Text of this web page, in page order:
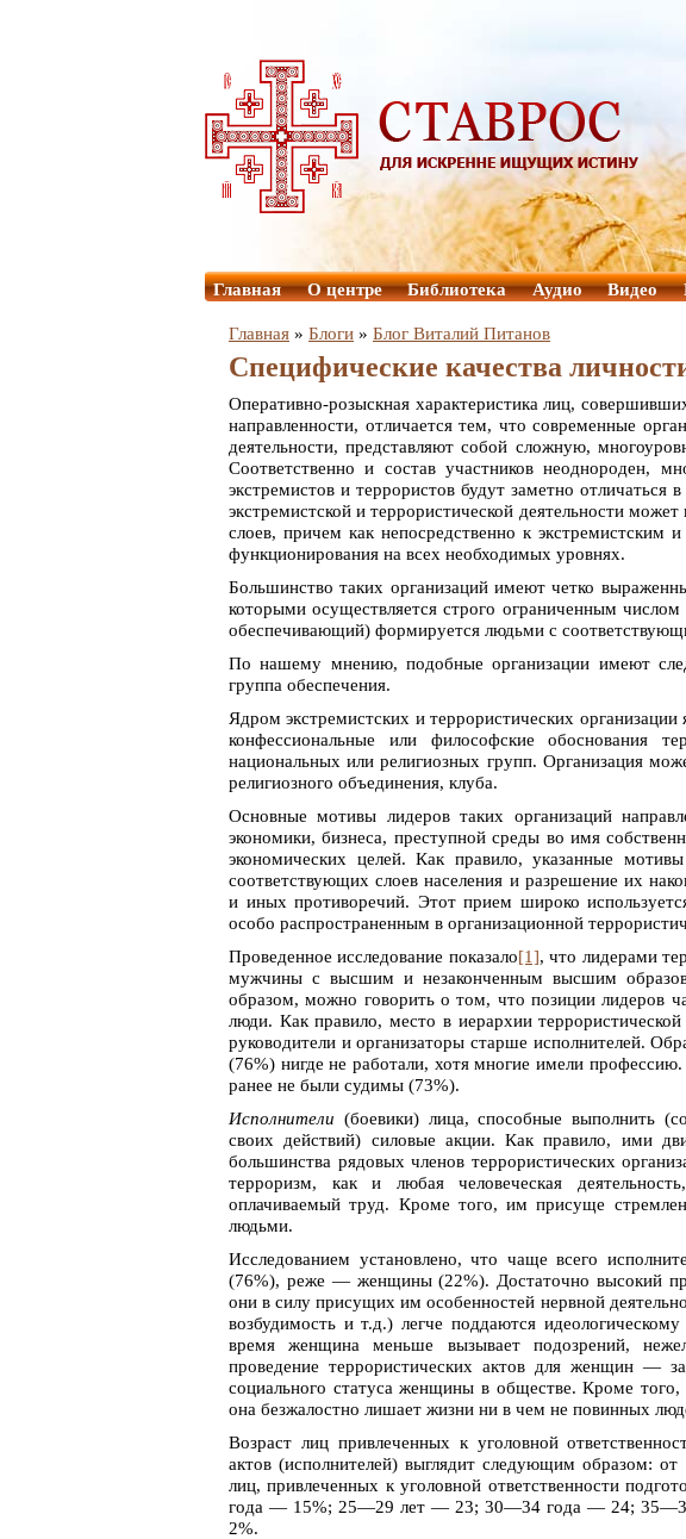
Главная О центре Библиотека Аудио Видео
Главная » Блоги » Блог Виталий Питанов
Специфические качества
Оперативно-розыскная характеристика лиц,
направленности, отличается тем, что современные
деятельности, представляют собой сложную,
Соответственно и состав участников неоднороден,
экстремистов и террористов будут заметно отличаться
экстремистской и террористической деятельности
слоев, причем как непосредственно к экстремистским
функционирования на всех необходимых уровнях.
Большинство таких организаций имеют четко
которыми осуществляется строго ограниченным
обеспечивающий) формируется людьми с
По нашему мнению, подобные организации имеют
группа обеспечения.
Ядром экстремистских и террористических
конфессиональные или философские обоснования
национальных или религиозных групп. Организация
религиозного объединения, клуба.
Основные мотивы лидеров таких организаций
экономики, бизнеса, преступной среды во имя
экономических целей. Как правило, указанные
соответствующих слоев населения и разрешение их
и иных противоречий. Этот прием широко
особо распространенным в организационной
Проведенное исследование показало[1], что лидерами
мужчины с высшим и незаконченным высшим
образом, можно говорить о том, что позиции лидеров
люди. Как правило, место в иерархии
руководители и организаторы старше исполнителей.
(76%) нигде не работали, хотя многие имели
ранее не были судимы (73%).
Исполнители (боевики) лица, способные выполнить
своих действий) силовые акции. Как правило, ими
большинства рядовых членов террористических
терроризм, как и любая человеческая
оплачиваемый труд. Кроме того, им присуще
людьми.
Исследованием установлено, что чаще всего
(76%), реже — женщины (22%). Достаточно высокий
они в силу присущих им особенностей нервной
возбудимость и т.д.) легче поддаются
время женщина меньше вызывает подозрений,
проведение террористических актов для женщин —
социального статуса женщины в обществе. Кроме
она безжалостно лишает жизни ни в чем не повинных
Возраст лиц привлеченных к уголовной
актов (исполнителей) выглядит следующим образом:
лиц, привлеченных к уголовной ответственности
года — 15%; 25—29 лет — 23; 30—34 года — 24;
2%.